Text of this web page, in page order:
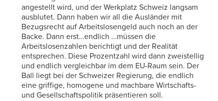
angestellt wird, und der Werkplatz Schweiz langsam
ausblutet. Dann haben wir all die Ausländer mit
Bezugsrecht auf Arbeitslosengeld auch noch an der
Backe. Dann erst…endlich …müssen die
Arbeitslosenzahlen berichtigt und der Realität
entsprechen. Diese Prozentzahl wird dann zweistellig
und endlich vergleichbar im dem EU-Raum sein. Der
Ball liegt bei der Schweizer Regierung, die endlich
eine griffige, homogene und machbare Wirtschafts-
und Gesellschaftspolitik präsentieren soll.